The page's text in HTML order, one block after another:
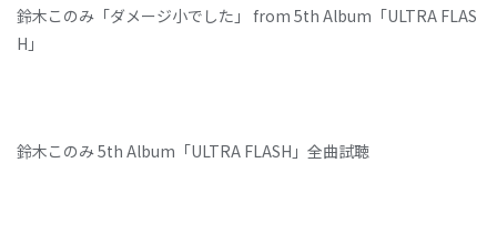
鈴木このみ「ダメージ小でした」 from 5th Album「ULTRA FLAS
H」
鈴木このみ 5th Album「ULTRA FLASH」全曲試聴